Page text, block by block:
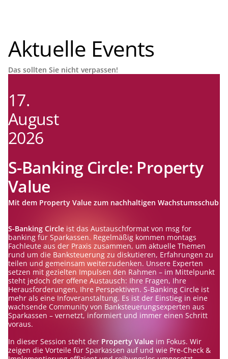
Aktuelle Events
Das sollten Sie nicht verpassen!
17.
August
2026
S-Banking Circle: Property
Value
Mit dem Property Value zum nachhaltigen Wachstumsschub
S-Banking Circle ist das Austauschformat von msg for
banking für Sparkassen. Regelmäßig kommen montags
Fachleute aus der Praxis zusammen, um aktuelle Themen
rund um die Banksteuerung zu diskutieren, Erfahrungen zu
teilen und gemeinsam weiterzudenken. Unsere Experten
setzen mit gezielten Impulsen den Rahmen – im Mittelpunkt
steht jedoch der offene Austausch: Ihre Fragen, Ihre
Herausforderungen, Ihre Perspektiven. S-Banking Circle ist
mehr als eine Infoveranstaltung. Es ist der Einstieg in eine
wachsende Community von Banksteuerungsexperten aus
Sparkassen – vernetzt, informiert und immer einen Schritt
voraus.
In dieser Session steht der Property Value im Fokus. Wir
zeigen die Vorteile für Sparkassen auf und wie Pre-Check &